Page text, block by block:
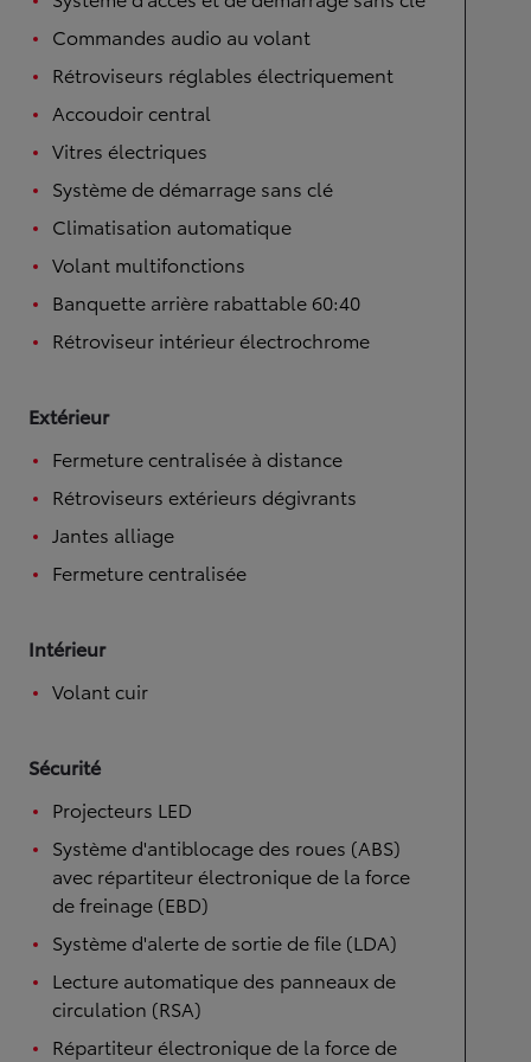
Commandes audio au volant
Rétroviseurs réglables électriquement
Accoudoir central
Vitres électriques
Système de démarrage sans clé
Climatisation automatique
Volant multifonctions
Banquette arrière rabattable 60:40
Rétroviseur intérieur électrochrome
Extérieur
Fermeture centralisée à distance
Rétroviseurs extérieurs dégivrants
Jantes alliage
Fermeture centralisée
Intérieur
Volant cuir
Sécurité
Projecteurs LED
Système d'antiblocage des roues (ABS)
avec répartiteur électronique de la force
de freinage (EBD)
Système d'alerte de sortie de file (LDA)
Lecture automatique des panneaux de
circulation (RSA)
Répartiteur électronique de la force de